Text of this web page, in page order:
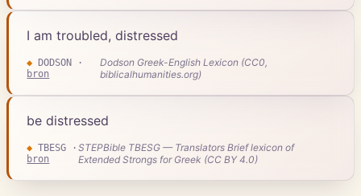
I am troubled, distressed
◆ DODSON ·
bron
Dodson Greek-English Lexicon (CC0,
biblicalhumanities.org)
be distressed
◆ TBESG ·
bron
STEPBible TBESG — Translators Brief lexicon of
Extended Strongs for Greek (CC BY 4.0)